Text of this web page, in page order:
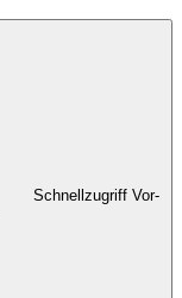
Schnellzugriff Vor-